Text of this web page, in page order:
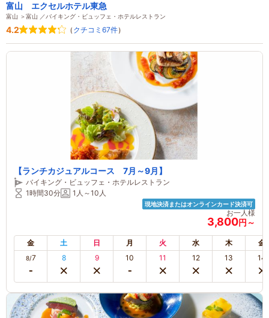
富山 エクセルホテル東急
富山 ＞富山 ／バイキング・ビュッフェ・ホテルレストラン
4.2 （ クチコミ67件）
【ランチカジュアルコース 7月～9月】
バイキング・ビュッフェ・ホテルレストラン
1時間30分
1人～10人
現地決済またはオンラインカード決済可
お一人様
3,800円～
金 土 日 月 火 水 木 金
8/7 8 9 10 11 12 13 14